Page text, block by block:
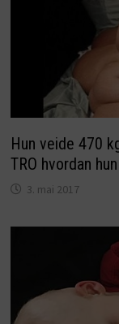
Hun veide 470
TRO hvordan
3. mai 2017